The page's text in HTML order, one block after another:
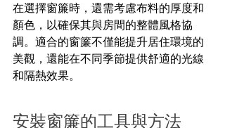
在選擇窗簾時，還需考慮布料的厚度和
顏色，以確保其與房間的整體風格協
調。適合的窗簾不僅能提升居住環境的
美觀，還能在不同季節提供舒適的光線
和隔熱效果。
安裝窗簾的工具與方法